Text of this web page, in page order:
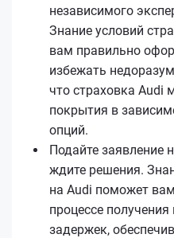
независимого
Знание условий
вам правильно
избежать
что страховка Audi
покрытия в
опций.
Подайте заявление
ждите решения.
на Audi поможет
процессе
задержек,